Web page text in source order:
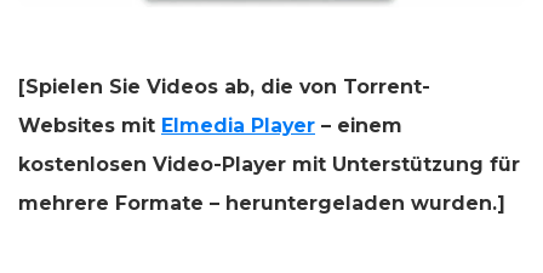
[Spielen Sie Videos ab, die von Torrent-
Websites mit Elmedia Player – einem
kostenlosen Video-Player mit Unterstützung für
mehrere Formate – heruntergeladen wurden.]